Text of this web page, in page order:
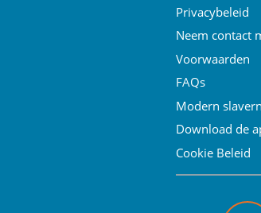
Privacybeleid
Neem contact
Voorwaarden
FAQs
Modern
Download de
Cookie Beleid